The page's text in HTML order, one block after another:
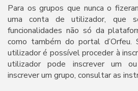
Para os grupos que nunca o
uma conta de utilizador, que
funcionalidades não só da
como também do portal
utilizador é possível proceder à
utilizador pode inscrever um
inscrever um grupo, consultar as